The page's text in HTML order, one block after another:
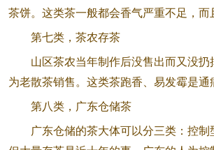
茶饼。这类茶一般都会香气严重不足，而
第七类，茶农存茶
山区茶农当年制作后没售出而又没
为老散茶销售。这类茶跑香、易发霉是通
第八类，广东仓储茶
广东仓储的茶大体可以分三类：控